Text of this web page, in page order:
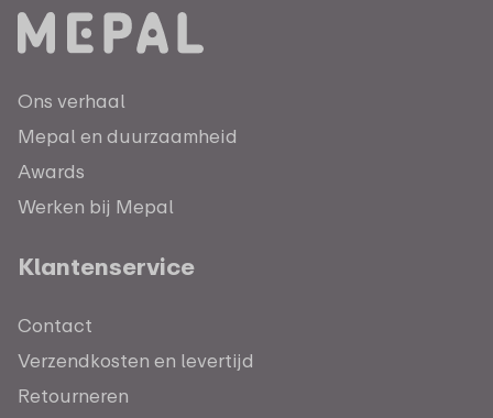
Ons verhaal
Mepal en duurzaamheid
Awards
Werken bij Mepal
Klantenservice
Contact
Verzendkosten en levertijd
Retourneren